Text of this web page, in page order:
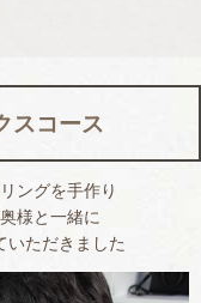
スコース
ングを手作り
様と一緒に
いただきました